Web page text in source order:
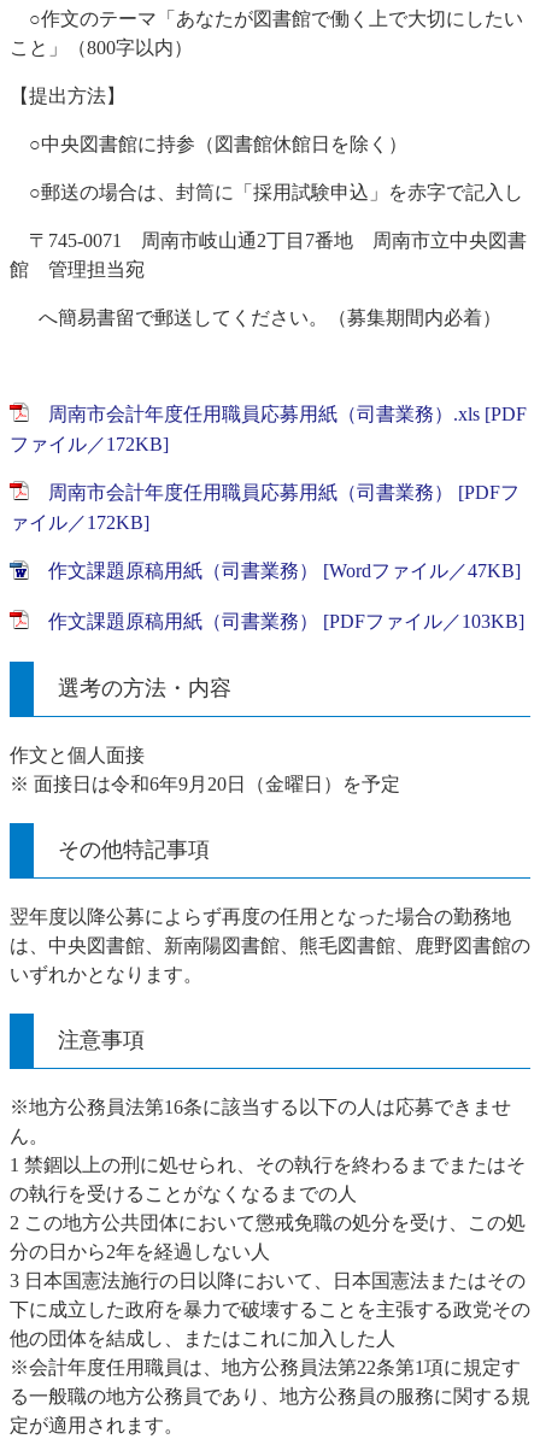
○作文のテーマ「あなたが図書館で働く上で大切にしたい
こと」（800字以内）
【提出方法】
○中央図書館に持参（図書館休館日を除く）
○郵送の場合は、封筒に「採用試験申込」を赤字で記入し
〒745-0071 周南市岐山通2丁目7番地 周南市立中央図書
館 管理担当宛
へ簡易書留で郵送してください。（募集期間内必着）
周南市会計年度任用職員応募用紙（司書業務）.xls [PDF
ファイル／172KB]
周南市会計年度任用職員応募用紙（司書業務） [PDFフ
ァイル／172KB]
作文課題原稿用紙（司書業務） [Wordファイル／47KB]
作文課題原稿用紙（司書業務） [PDFファイル／103KB]
選考の方法・内容
作文と個人面接
※ 面接日は令和6年9月20日（金曜日）を予定
その他特記事項
翌年度以降公募によらず再度の任用となった場合の勤務地
は、中央図書館、新南陽図書館、熊毛図書館、鹿野図書館の
いずれかとなります。
注意事項
※地方公務員法第16条に該当する以下の人は応募できませ
ん。
1 禁錮以上の刑に処せられ、その執行を終わるまでまたはそ
の執行を受けることがなくなるまでの人
2 この地方公共団体において懲戒免職の処分を受け、この処
分の日から2年を経過しない人
3 日本国憲法施行の日以降において、日本国憲法またはその
下に成立した政府を暴力で破壊することを主張する政党その
他の団体を結成し、またはこれに加入した人
※会計年度任用職員は、地方公務員法第22条第1項に規定す
る一般職の地方公務員であり、地方公務員の服務に関する規
定が適用されます。